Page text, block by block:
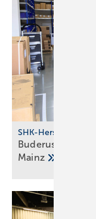
SHK-Hersteller
Buderus
Mainz